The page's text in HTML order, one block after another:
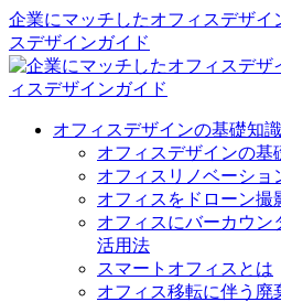
企業にマッチしたオフィスデザイ
スデザインガイド
オフィスデザインの基礎知識
オフィスデザインの基
オフィスリノベーショ
オフィスをドローン撮
オフィスにバーカウン
活用法
スマートオフィスとは
オフィス移転に伴う廃